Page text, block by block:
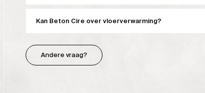
Kan Beton Cire over vloerverwarming?
Andere vraag?